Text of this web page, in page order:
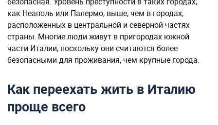
как Неаполь или Палермо, выше, чем в городах,
расположенных в центральной и северной частях
страны. Многие люди живут в пригородах южной
части Италии, поскольку они считаются более
безопасными для проживания, чем крупные города.
Как переехать жить в Италию
проще всего